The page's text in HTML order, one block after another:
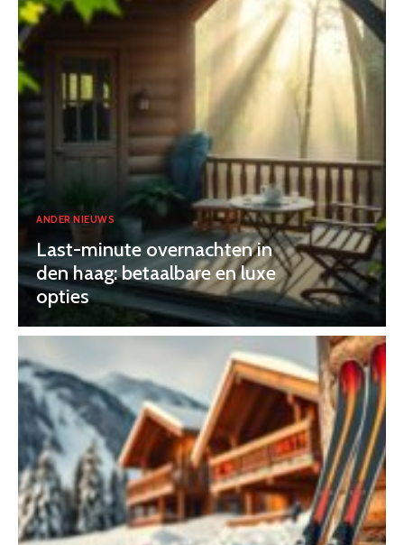
ANDER NIEUWS
Last-minute overnachten in
den haag: betaalbare en luxe
opties